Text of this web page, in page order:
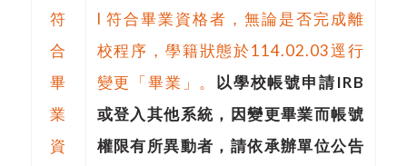
符
合
畢
業
資
l 符合畢業資格者，無論是否完成離
校程序，學籍狀態於114.02.03逕行
變更「畢業」。 以學校帳號申請IRB
或登入其他系統，因變更畢業而帳號
權限有所異動者，請依承辦單位公告